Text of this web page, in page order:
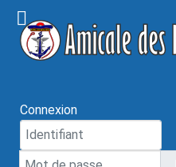
Connexion
Mot de passe